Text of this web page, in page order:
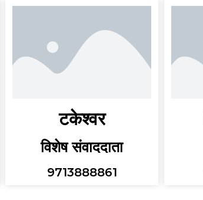
टकेश्वर
विशेष संवाददाता
9713888861